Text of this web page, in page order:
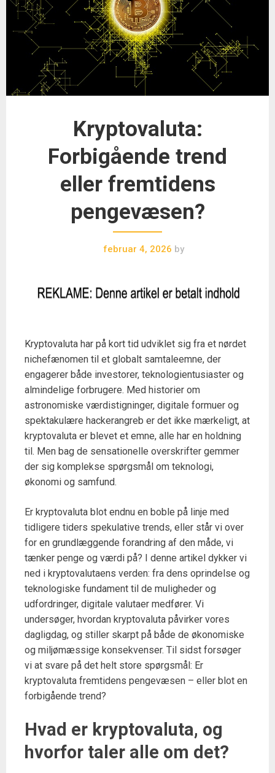
Kryptovaluta:
Forbigående trend
eller fremtidens
pengevæsen?
februar 4, 2026 by
Kryptovaluta har på kort tid udviklet sig fra et nørdet
nichefænomen til et globalt samtaleemne, der
engagerer både investorer, teknologientusiaster og
almindelige forbrugere. Med historier om
astronomiske værdistigninger, digitale formuer og
spektakulære hackerangreb er det ikke mærkeligt, at
kryptovaluta er blevet et emne, alle har en holdning
til. Men bag de sensationelle overskrifter gemmer
der sig komplekse spørgsmål om teknologi,
økonomi og samfund.
Er kryptovaluta blot endnu en boble på linje med
tidligere tiders spekulative trends, eller står vi over
for en grundlæggende forandring af den måde, vi
tænker penge og værdi på? I denne artikel dykker vi
ned i kryptovalutaens verden: fra dens oprindelse og
teknologiske fundament til de muligheder og
udfordringer, digitale valutaer medfører. Vi
undersøger, hvordan kryptovaluta påvirker vores
dagligdag, og stiller skarpt på både de økonomiske
og miljømæssige konsekvenser. Til sidst forsøger
vi at svare på det helt store spørgsmål: Er
kryptovaluta fremtidens pengevæsen – eller blot en
forbigående trend?
Hvad er kryptovaluta, og
hvorfor taler alle om det?